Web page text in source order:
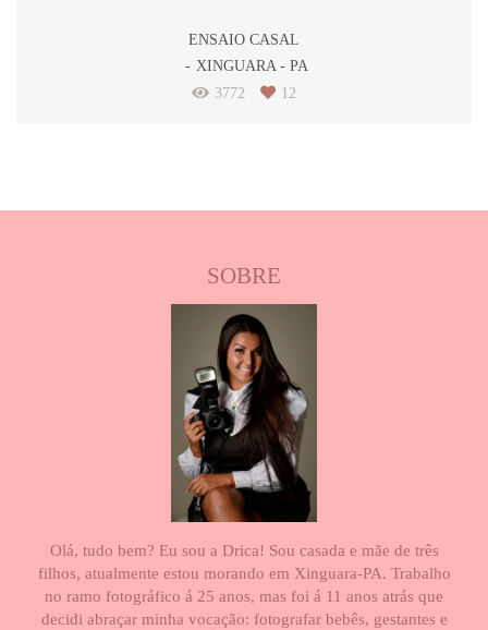
ENSAIO CASAL
XINGUARA - PA
3772
12
SOBRE
Olá, tudo bem? Eu sou a Drica! Sou casada e mãe de três
filhos, atualmente estou morando em Xinguara-PA. Trabalho
no ramo fotográfico á 25 anos, mas foi á 11 anos atrás que
decidi abraçar minha vocação: fotografar bebês, gestantes e